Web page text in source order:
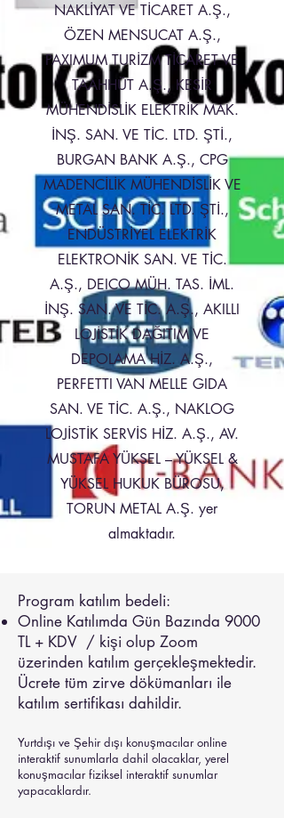
NAKLİYAT VE TİCARET A.Ş.,
ÖZEN MENSUCAT A.Ş.,
PAXIMUM TURİZM TİCARET VE
TAAHHÜT A.Ş., KESİR
MÜHENDİSLİK ELEKTRİK MAK.
İNŞ. SAN. VE TİC. LTD. ŞTİ.,
BURGAN BANK A.Ş., CPG
MADENCİLİK MÜHENDİSLİK VE
METAL SAN. TİC. LTD. ŞTİ.,
ENDÜSTRİYEL ELEKTRİK
ELEKTRONİK SAN. VE TİC.
A.Ş., DEICO MÜH. TAS. İML.
İNŞ. SAN. VE TİC. A.Ş., AKILLI
LOJİSTİK DAĞITIM VE
DEPOLAMA HİZ. A.Ş.,
PERFETTI VAN MELLE GIDA
SAN. VE TİC. A.Ş., NAKLOG
LOJİSTİK SERVİS HİZ. A.Ş., AV.
MUSTAFA YÜKSEL – YÜKSEL &
YÜKSEL HUKUK BÜROSU,
TORUN METAL A.Ş. yer
almaktadır.
Program katılım bedeli: ​
Online Katılımda Gün Bazında 9000
TL + KDV / kişi olup Zoom
üzerinden katılım gerçekleşmektedir.
Ücrete tüm zirve dökümanları ile
katılım sertifikası dahildir.
​Yurtdışı ve Şehir dışı konuşmacılar online
interaktif sunumlarla dahil olacaklar, yerel
konuşmacılar fiziksel interaktif sunumlar
yapacaklardır.